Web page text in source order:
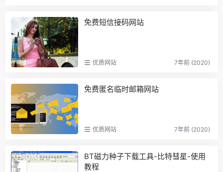
免费短信接码网站
优质网站 7年前 (2020)
免费匿名临时邮箱网站
优质网站 7年前 (2020)
BT磁力种子下载工具-比特彗星-使用
教程